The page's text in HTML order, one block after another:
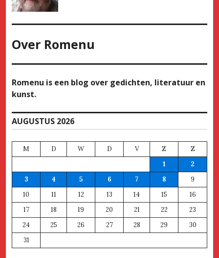
Over Romenu
Romenu is een blog over gedichten, literatuur en
kunst.
AUGUSTUS 2026
M D W D V Z
Z
1
2
3
4 5 6 7 8
9
10
11 12 13 14 15
16
17
18 19 20 21 22
23
24
25 26 27 28 29
30
31